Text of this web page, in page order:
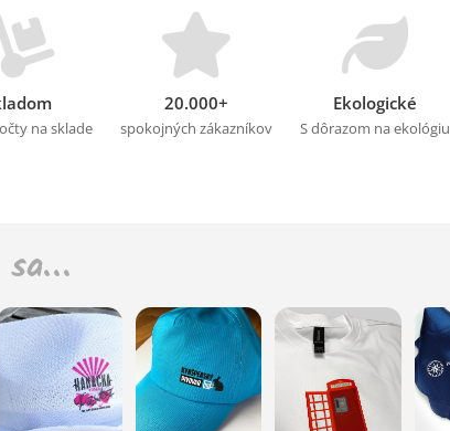
na sklade
20.000+
spokojných zákazníkov
Ekologické
S dôrazom na ekológiu
sa…